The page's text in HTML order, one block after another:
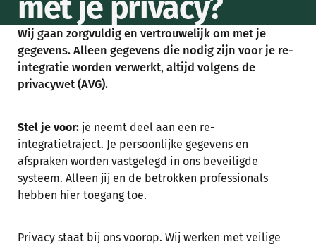
met je privacy?
Wij gaan zorgvuldig en vertrouwelijk om met je
gegevens. Alleen gegevens die nodig zijn voor je re-
integratie worden verwerkt, altijd volgens de
privacywet (AVG).
Stel je voor: je neemt deel aan een re-
integratietraject. Je persoonlijke gegevens en
afspraken worden vastgelegd in ons beveiligde
systeem. Alleen jij en de betrokken professionals
hebben hier toegang toe.
Privacy staat bij ons voorop. Wij werken met veilige